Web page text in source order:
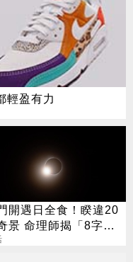
輕盈有力
開遇日全食！睽違20
景 命理師揭「8字」